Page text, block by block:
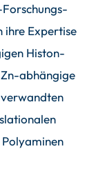
ihre Expertise
Histon-
abhängige
verwandten